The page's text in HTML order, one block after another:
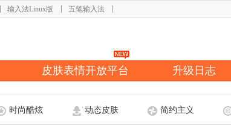
输入法Linux版 五笔输入法
皮肤表情开放平台 升级日志
时尚酷炫 动态皮肤 简约主义